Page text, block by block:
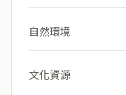
自然環境
文化資源